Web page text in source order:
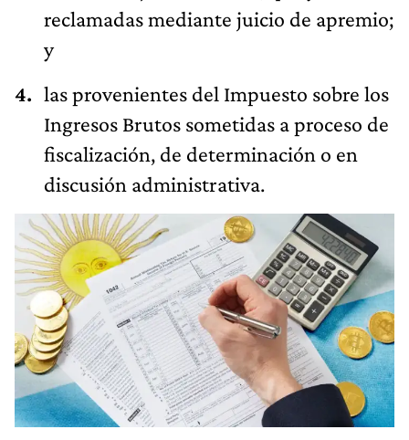
reclamadas mediante juicio de apremio;
y
las provenientes del Impuesto sobre los
Ingresos Brutos sometidas a proceso de
fiscalización, de determinación o en
discusión administrativa.